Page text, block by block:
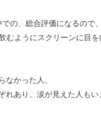
e
e
a
r
の、総合評価になるので、
むようにスクリーンに目を
なかった人、
れあり、涙が見えた人もい